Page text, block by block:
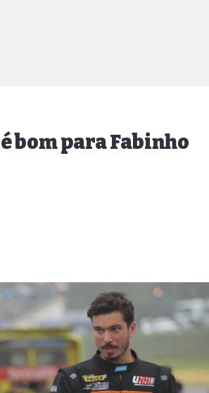
bom para Fabinho